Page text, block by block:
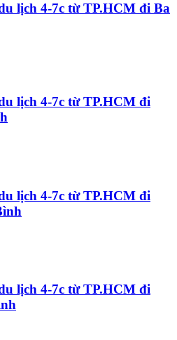
lịch 4-7c từ TP.HCM đi Ba
lịch 4-7c từ TP.HCM đi
lịch 4-7c từ TP.HCM đi
lịch 4-7c từ TP.HCM đi